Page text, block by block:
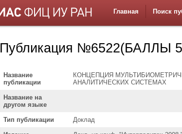
Главная Поиск
Публикация №6522(БАЛЛЫ
Название
публикации
КОНЦЕПЦИЯ
АНАЛИТИЧЕСКИХ СИСТЕМАХ
Название на
другом языке
Тип публикации Доклад